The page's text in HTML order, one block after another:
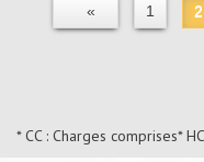
« 1 2
* CC : Charges comprises*